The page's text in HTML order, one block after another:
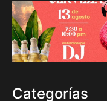
Categorías